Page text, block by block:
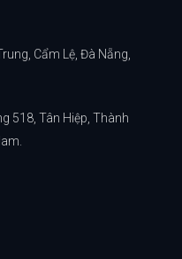
Cẩm Lệ, Đà Nẵng,
518, Tân Hiệp, Thành